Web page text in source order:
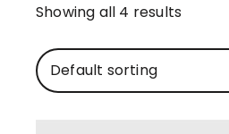
Showing all 4 results